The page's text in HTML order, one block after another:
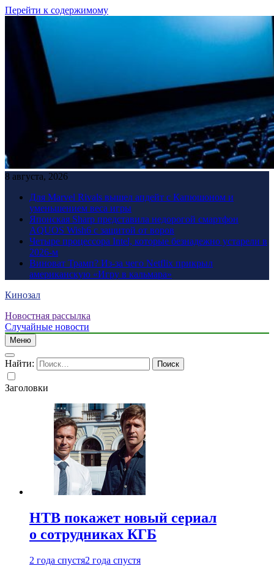
Перейти к содержимому
8 августа, 2026
Для Marvel Rivals вышел апдейт с Капюшоном и
уменьшением веса игры
Японская Sharp представила недорогой смартфон
AQUOS Wish6 с защитой от воров
Четыре процессора Intel, которые безнадежно устарели в
2026-м
Виноват Трамп? Из-за чего Netflix прикрыл
американскую «Игру в кальмара»
Кинозал
Новостная рассылка
Случайные новости
Меню
Найти:
Заголовки
НТВ покажет новый сериал
о сотрудниках КГБ
2 года спустя2 года спустя